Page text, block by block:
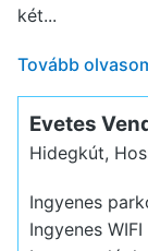
két...
Tovább
Evetes
Hidegkút,
Ingyenes
Ingyenes WIFI